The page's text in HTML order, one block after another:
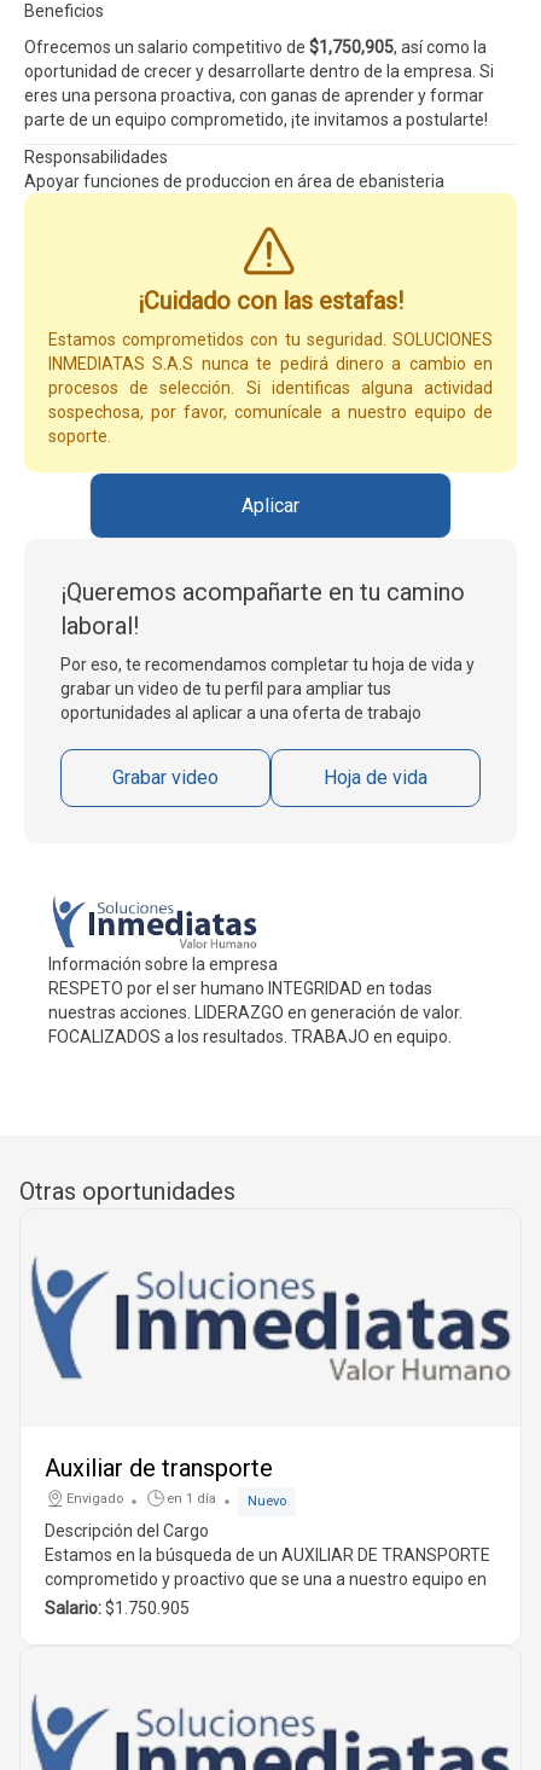
Beneficios
Ofrecemos un salario competitivo de $1,750,905, así como la
oportunidad de crecer y desarrollarte dentro de la empresa. Si
eres una persona proactiva, con ganas de aprender y formar
parte de un equipo comprometido, ¡te invitamos a postularte!
Responsabilidades
Apoyar funciones de produccion en área de ebanisteria
¡Cuidado con las estafas!
Estamos comprometidos con tu seguridad. SOLUCIONES
INMEDIATAS S.A.S nunca te pedirá dinero a cambio en
procesos de selección. Si identificas alguna actividad
sospechosa, por favor, comunícale a nuestro equipo de
soporte.
Aplicar
¡Queremos acompañarte en tu camino
laboral!
Por eso, te recomendamos completar tu hoja de vida y
grabar un video de tu perfil para ampliar tus
oportunidades al aplicar a una oferta de trabajo
Grabar video Hoja de vida
Información sobre la empresa
RESPETO por el ser humano INTEGRIDAD en todas
nuestras acciones. LIDERAZGO en generación de valor.
FOCALIZADOS a los resultados. TRABAJO en equipo.
Otras oportunidades
Auxiliar de transporte
Envigado en 1 día Nuevo
Descripción del Cargo
Estamos en la búsqueda de un AUXILIAR DE TRANSPORTE
comprometido y proactivo que se una a nuestro equipo en
Antioquia, Envigado
Entregar mercancía en el menor tiempo posible y en
óptimas condiciones.
Salario:$1.750.905